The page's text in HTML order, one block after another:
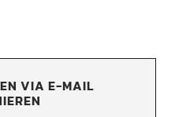
VIA E-MAIL